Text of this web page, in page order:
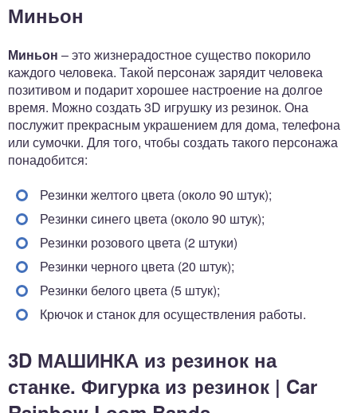
Миньон
Миньон – это жизнерадостное существо покорило
каждого человека. Такой персонаж зарядит человека
позитивом и подарит хорошее настроение на долгое
время. Можно создать 3D игрушку из резинок. Она
послужит прекрасным украшением для дома, телефона
или сумочки. Для того, чтобы создать такого персонажа
понадобится:
Резинки желтого цвета (около 90 штук);
Резинки синего цвета (около 90 штук);
Резинки розового цвета (2 штуки)
Резинки черного цвета (20 штук);
Резинки белого цвета (5 штук);
Крючок и станок для осуществления работы.
3D МАШИНКА из резинок на
станке. Фигурка из резинок | Car